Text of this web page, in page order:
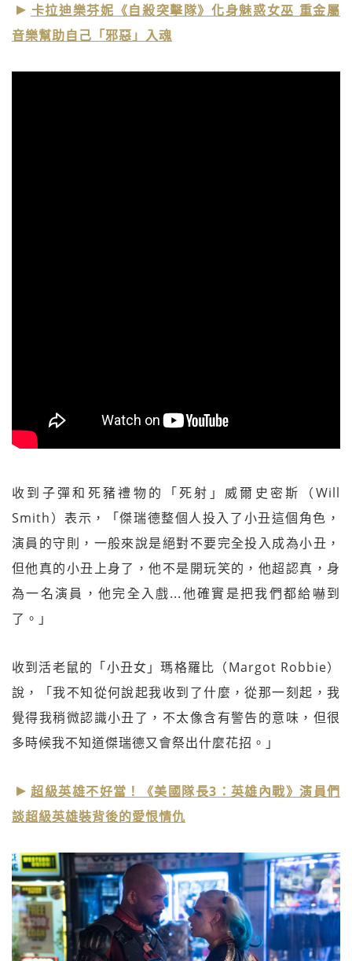
卡拉迪樂芬妮《自殺突擊隊》化身魅惑女巫 重金屬
音樂幫助自己「邪惡」入魂
收到子彈和死豬禮物的「死射」威爾史密斯（Will
Smith）表示，「傑瑞德整個人投入了小丑這個角色，
演員的守則，一般來說是絕對不要完全投入成為小丑，
但他真的小丑上身了，他不是開玩笑的，他超認真，身
為一名演員，他完全入戲...他確實是把我們都給嚇到
了。」
收到活老鼠的「小丑女」瑪格羅比（Margot Robbie）
說，「我不知從何說起我收到了什麼，從那一刻起，我
覺得我稍微認識小丑了，不太像含有警告的意味，但很
多時候我不知道傑瑞德又會祭出什麼花招。」
超級英雄不好當！《美國隊長3：英雄內戰》演員們
談超級英雄裝背後的愛恨情仇